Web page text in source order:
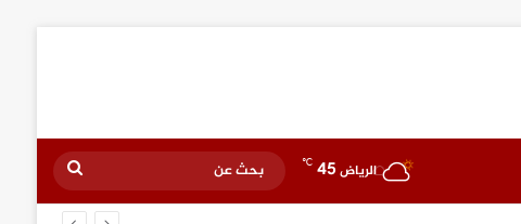
الرياض 45
℃
بحث
عن